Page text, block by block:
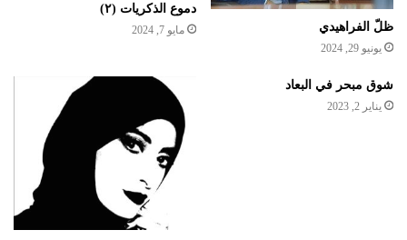
ظلّ الفراهيدي
يونيو 29, 2024
دموع الذكريات (٢)
مايو 7, 2024
شوق مبحر في البعاد
يناير 2, 2023